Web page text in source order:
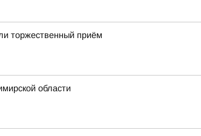
торжественный приём
области